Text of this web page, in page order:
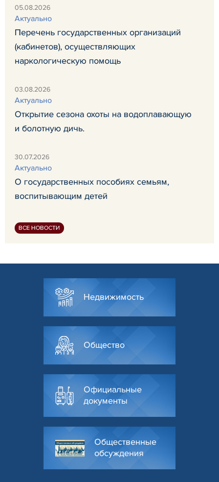
05.08.2026
Актуально
Перечень государственных организаций
(кабинетов), осуществляющих
наркологическую помощь
03.08.2026
Актуально
Открытие сезона охоты на водоплавающую
и болотную дичь.
30.07.2026
Актуально
О государственных пособиях семьям,
воспитывающим детей
ВСЕ НОВОСТИ
Недвижимость
Общество
Официальные
документы
Общественные
обсуждения